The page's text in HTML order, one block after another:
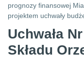
prognozy finansowej
projektem uchwały
Uchwała
Składu